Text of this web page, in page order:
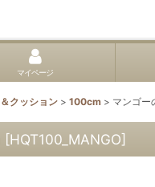
マイページ
クッション > 100cm > マンゴー
[HQT100_MANGO]